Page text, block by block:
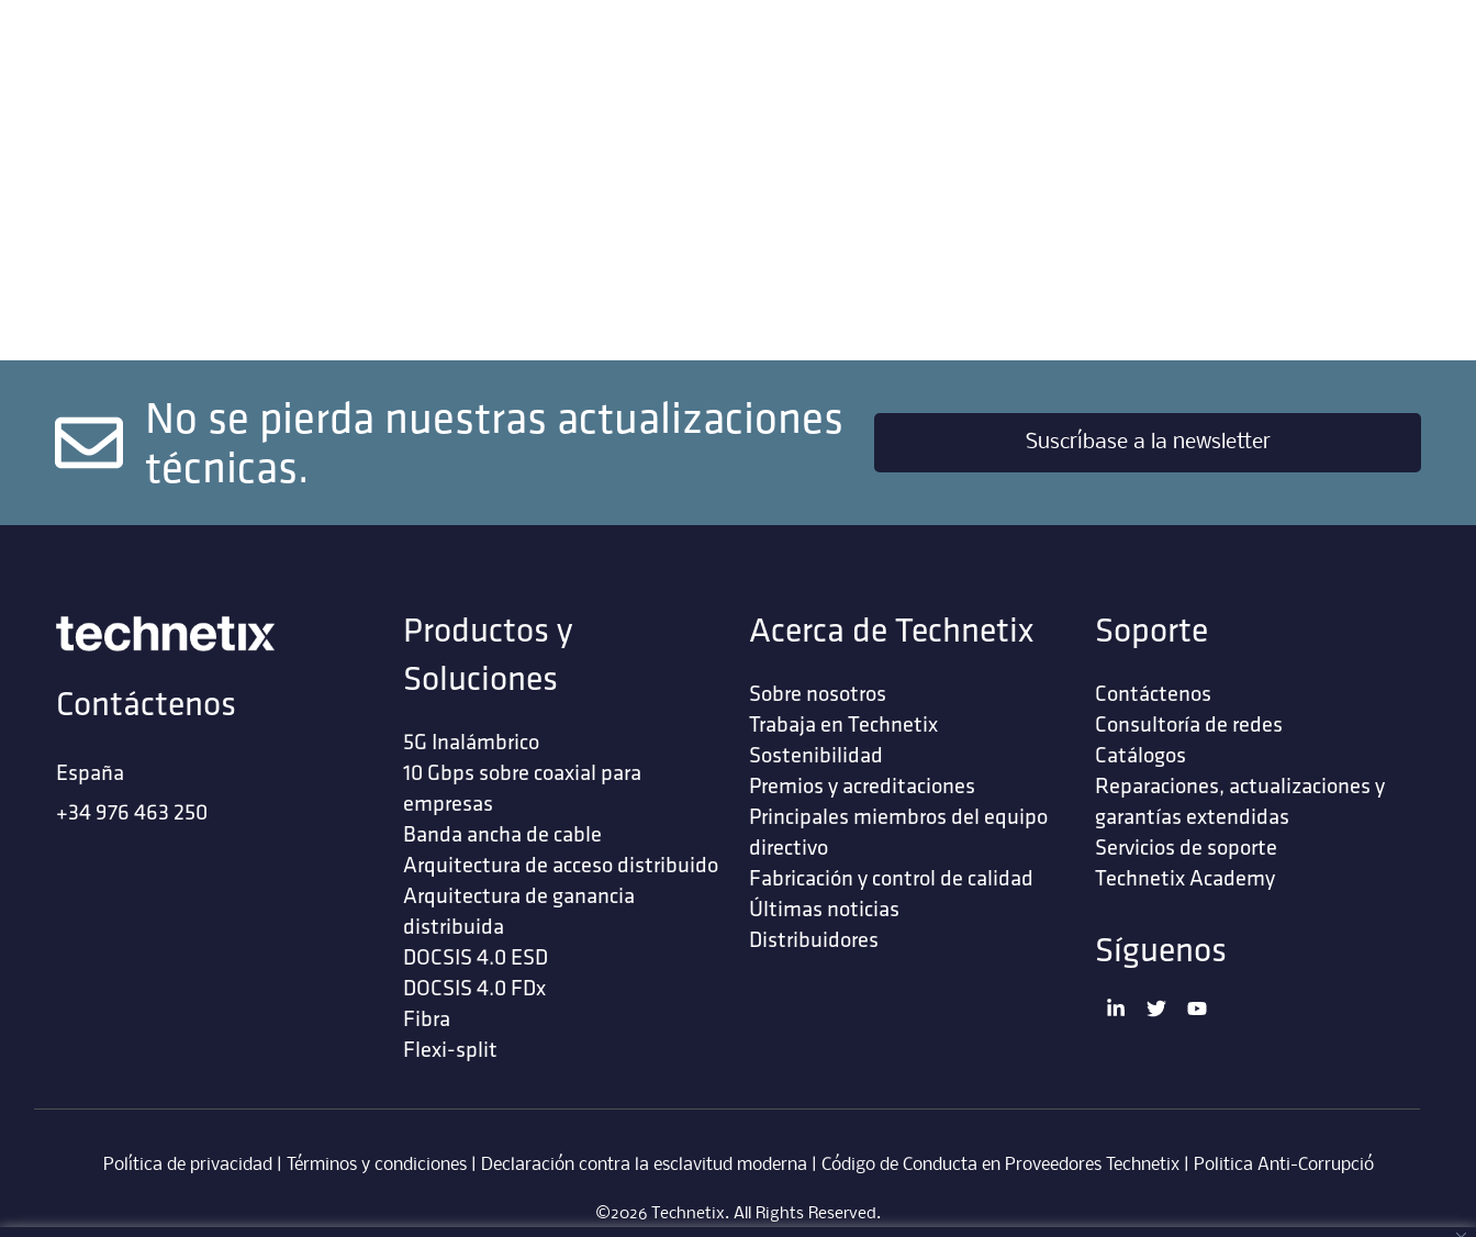
No se pierda nuestras actualizaciones
técnicas. Suscríbase a la newsletter
Contáctenos
España
+34 976 463 250
Productos y
Soluciones
5G Inalámbrico
10 Gbps sobre coaxial para
empresas
Banda ancha de cable
Arquitectura de acceso distribuido
Arquitectura de ganancia
distribuida
DOCSIS 4.0 ESD
DOCSIS 4.0 FDx
Fibra
Flexi-split
Acerca de Technetix
Sobre nosotros
Trabaja en Technetix
Sostenibilidad
Premios y acreditaciones
Principales miembros del equipo
directivo
Fabricación y control de calidad
Últimas noticias
Distribuidores
Soporte
Contáctenos
‎Consultoría de redes‎
Catálogos
Reparaciones, actualizaciones y
garantías extendidas
Servicios de soporte ‎
Technetix Academy
Síguenos
Política de privacidad Términos y condiciones| ‎ Declaración contra la esclavitud moderna Código de Conducta en Proveedores Technetix| Politica Anti-Corrupció
©2026 Technetix. All Rights Reserved.